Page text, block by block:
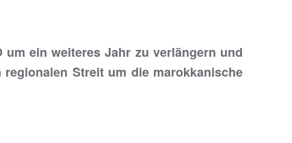
um ein weiteres Jahr zu verlängern und
Streit um die marokkanische